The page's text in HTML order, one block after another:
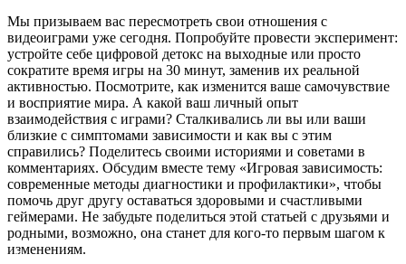
Мы призываем вас пересмотреть свои отношения с
видеоиграми уже сегодня. Попробуйте провести эксперимент:
устройте себе цифровой детокс на выходные или просто
сократите время игры на 30 минут, заменив их реальной
активностью. Посмотрите, как изменится ваше самочувствие
и восприятие мира. А какой ваш личный опыт
взаимодействия с играми? Сталкивались ли вы или ваши
близкие с симптомами зависимости и как вы с этим
справились? Поделитесь своими историями и советами в
комментариях. Обсудим вместе тему «Игровая зависимость:
современные методы диагностики и профилактики», чтобы
помочь друг другу оставаться здоровыми и счастливыми
геймерами. Не забудьте поделиться этой статьей с друзьями и
родными, возможно, она станет для кого-то первым шагом к
изменениям.
Лучшие документальные фильмы и сериалы об игровой